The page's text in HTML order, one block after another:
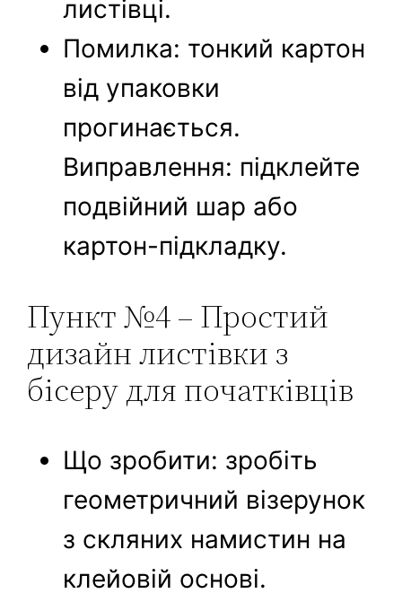
листівці.
Помилка: тонкий картон
від упаковки
прогинається.
Виправлення: підклейте
подвійний шар або
картон-підкладку.
Пункт №4 – Простий
дизайн листівки з
бісеру для початківців
Що зробити: зробіть
геометричний візерунок
з скляних намистин на
клейовій основі.